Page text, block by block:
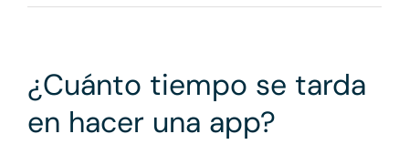
¿Cuánto tiempo se tarda
en hacer una app?